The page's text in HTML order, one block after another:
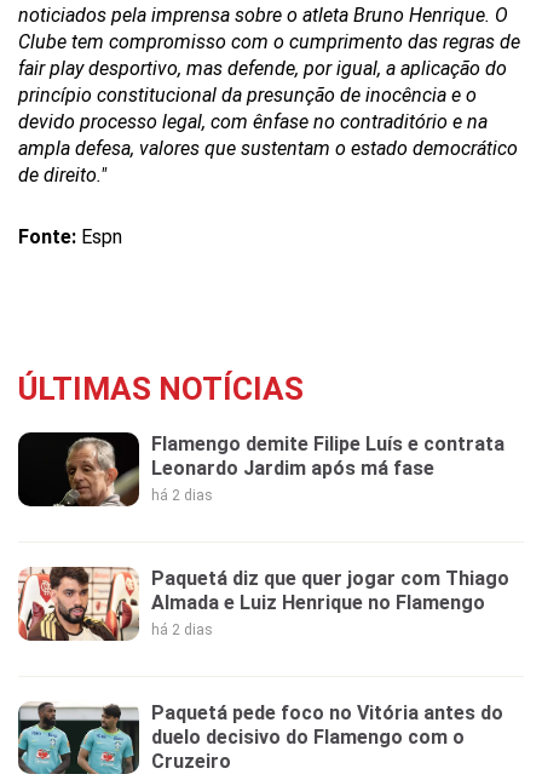
noticiados pela imprensa sobre o atleta Bruno Henrique. O
Clube tem compromisso com o cumprimento das regras de
fair play desportivo, mas defende, por igual, a aplicação do
princípio constitucional da presunção de inocência e o
devido processo legal, com ênfase no contraditório e na
ampla defesa, valores que sustentam o estado democrático
de direito."
Fonte: Espn
ÚLTIMAS NOTÍCIAS
Flamengo demite Filipe Luís e contrata
Leonardo Jardim após má fase
há 2 dias
Paquetá diz que quer jogar com Thiago
Almada e Luiz Henrique no Flamengo
há 2 dias
Paquetá pede foco no Vitória antes do
duelo decisivo do Flamengo com o
Cruzeiro